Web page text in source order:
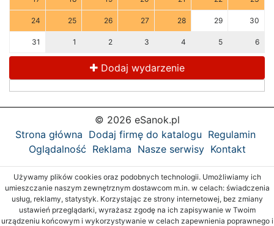
24 25 26 27 28 29 30
31 1 2 3 4 5 6
Dodaj wydarzenie
© 2026 eSanok.pl
Strona główna Dodaj firmę do katalogu Regulamin
Oglądalność Reklama Nasze serwisy Kontakt
Używamy plików cookies oraz podobnych technologii. Umożliwiamy ich
umieszczanie naszym zewnętrznym dostawcom m.in. w celach: świadczenia
usług, reklamy, statystyk. Korzystając ze strony internetowej, bez zmiany
ustawień przeglądarki, wyrażasz zgodę na ich zapisywanie w Twoim
urządzeniu końcowym i wykorzystywanie w celach zapewnienia poprawnego i